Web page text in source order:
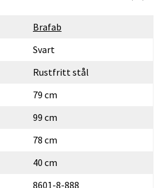
Brafab
Svart
Rustfritt stål
79 cm
99 cm
78 cm
40 cm
8601-8-888